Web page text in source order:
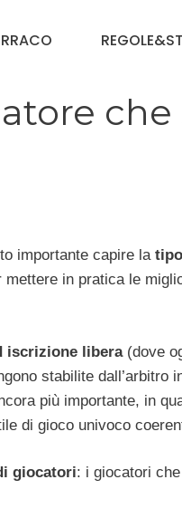
che
importante capire la
mettere in pratica le
iscrizione libera(dove
stabilite dall’arbitro
più importante, in
di gioco univoco
giocatori: i giocatori